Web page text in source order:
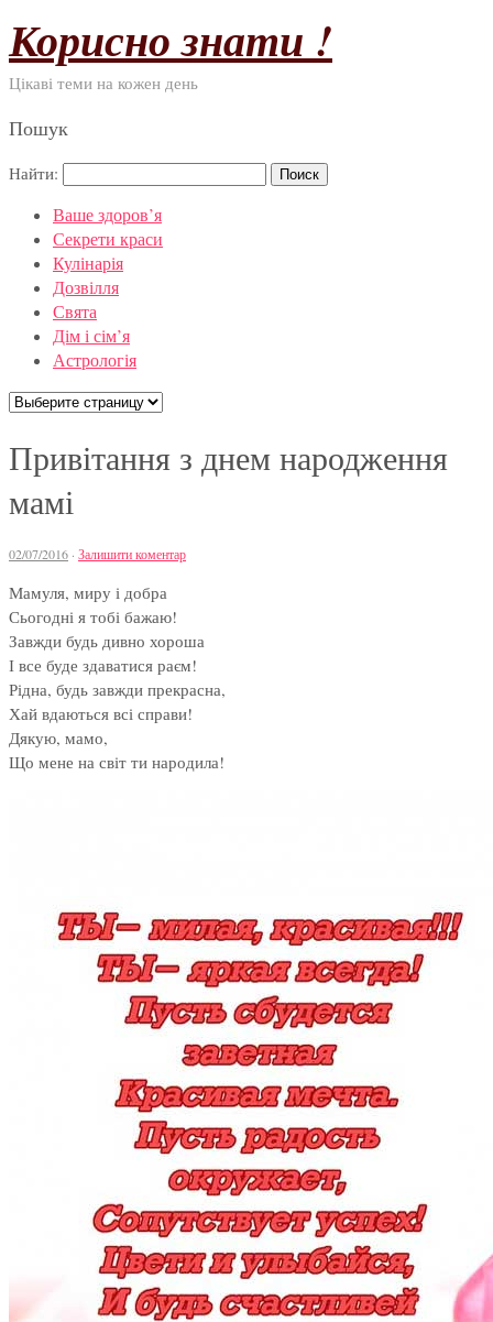
Корисно знати !
Цікаві теми на кожен день
Пошук
Найти:
Ваше здоров’я
Секрети краси
Кулінарія
Дозвілля
Свята
Дім і сім’я
Астрологія
Привітання з днем народження
мамі
02/07/2016 · Залишити коментар
Мамуля, миру і добра
Сьогодні я тобі бажаю!
Завжди будь дивно хороша
І все буде здаватися раєм!
Рідна, будь завжди прекрасна,
Хай вдаються всі справи!
Дякую, мамо,
Що мене на світ ти народила!